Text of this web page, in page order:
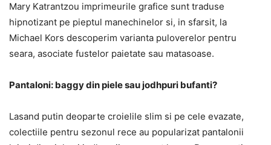
Mary Katrantzou imprimeurile grafice sunt traduse
hipnotizant pe pieptul manechinelor si, in sfarsit, la
Michael Kors descoperim varianta puloverelor pentru
seara, asociate fustelor paietate sau matasoase.
Pantaloni: baggy din piele sau jodhpuri bufanti?
Lasand putin deoparte croielile slim si pe cele evazate,
colectiile pentru sezonul rece au popularizat pantalonii